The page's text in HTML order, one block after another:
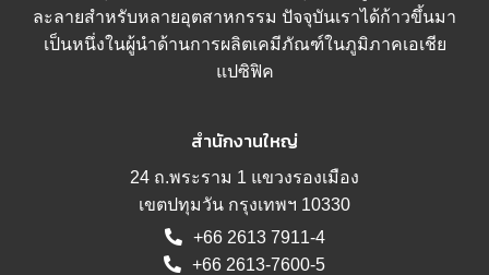
ละลายสำหรับหลายอุตสาหกรรม ปัจจุบันเราได้ก้าวขึ้นมา
เป็นหนึ่งในผู้นำด้านการผลิตเคมีภัณฑ์ในภูมิภาคเอเชีย
แปซิฟิค
สำนักงานใหญ่
24 ถ.พระราม 1 แขวงรองเมือง
เขตปทุมวัน กรุงเทพฯ 10330
+66 2613 7911-4
+66 2613-7600-5